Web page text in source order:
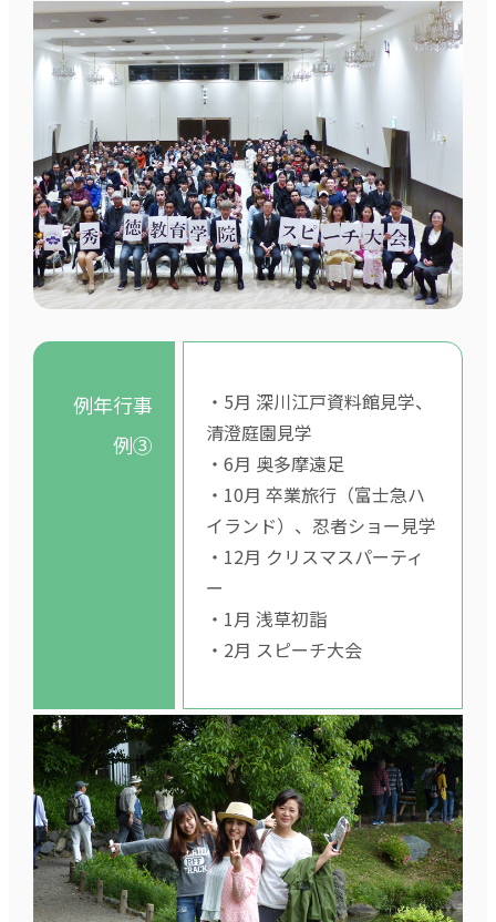
例年行事
例③
・5月 深川江戸資料館見学、
清澄庭園見学
・6月 奥多摩遠足
・10月 卒業旅行（富士急ハ
イランド）、忍者ショー見学
・12月 クリスマスパーティ
ー
・1月 浅草初詣
・2月 スピーチ大会